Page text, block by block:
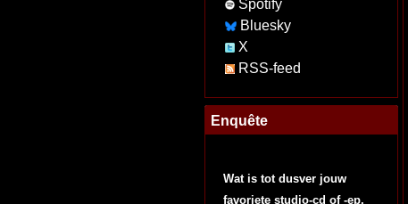
Spotify
Bluesky
X
RSS-feed
Enquête
Wat is tot dusver jouw
favoriete studio-cd of -ep,